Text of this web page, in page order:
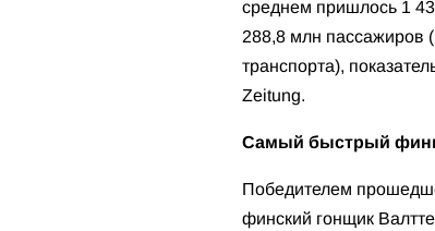
среднем пришлось 1
288,8 млн пассажиров
транспорта),
Zeitung.
Самый быстрый
Победителем
финский гонщик